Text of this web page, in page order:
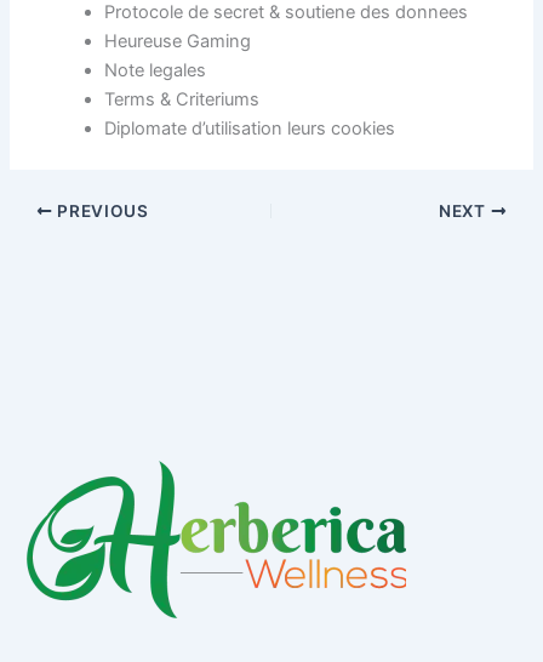
Protocole de secret & soutiene des donnees
Heureuse Gaming
Note legales
Terms & Criteriums
Diplomate d’utilisation leurs cookies
PREVIOUS NEXT